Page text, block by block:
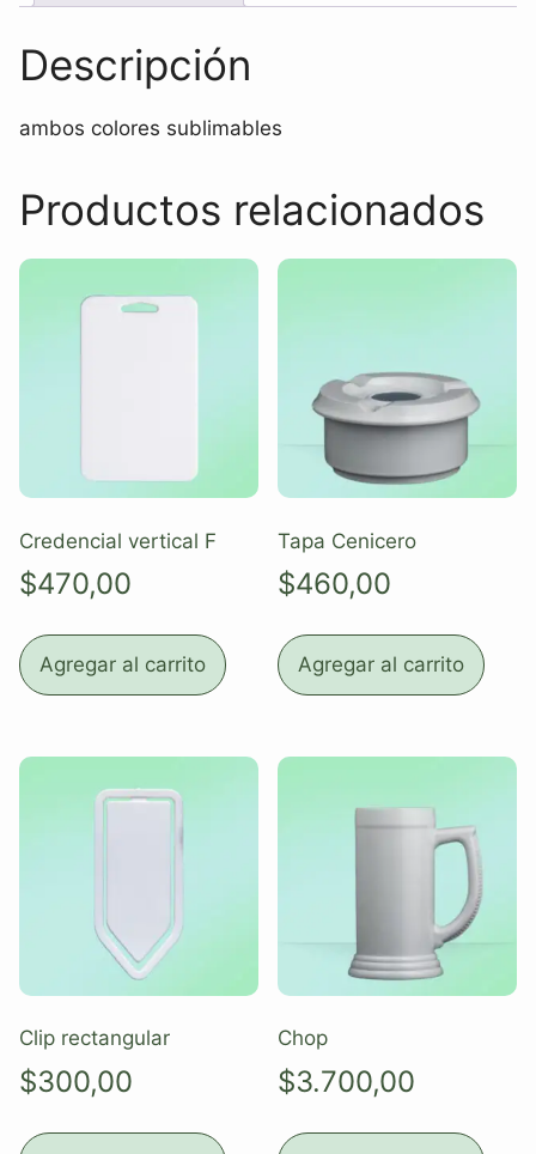
Descripción
ambos colores sublimables
Productos relacionados
Credencial vertical F
$470,00
Agregar al carrito
Tapa Cenicero
$460,00
Agregar al carrito
Clip rectangular
$300,00
Chop
$3.700,00